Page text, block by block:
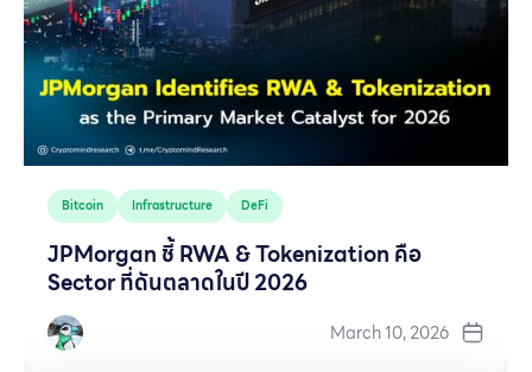
Bitcoin Infrastructure DeFi
JPMorgan ชี้ RWA & Tokenization คือ
Sector ที่ดันตลาดในปี 2026
March 10, 2026